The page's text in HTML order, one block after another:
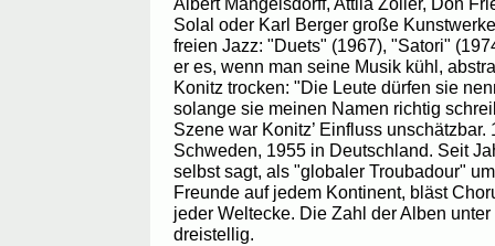
Solal oder Karl Berger große
freien Jazz: "Duets" (1967), "Satori"
er es, wenn man seine Musik kühl,
Konitz trocken: "Die Leute dürfen sie
solange sie meinen Namen richtig
Szene war Konitz’ Einfluss
Schweden, 1955 in Deutschland. Seit
selbst sagt, als "globaler Troubadour"
Freunde auf jedem Kontinent, bläst
jeder Weltecke. Die Zahl der Alben
dreistellig.